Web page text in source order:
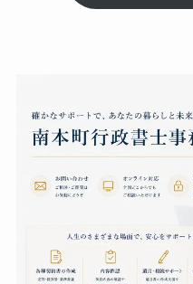
契約するにはど
費用はいくらく